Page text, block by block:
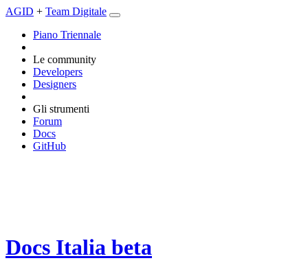
AGID + Team Digitale
Piano Triennale
Le community
Developers
Designers
Gli strumenti
Forum
Docs
GitHub
Docs Italia beta